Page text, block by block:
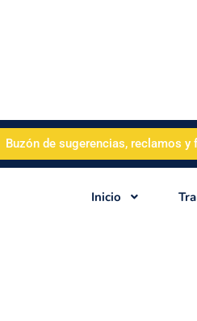
Buzón de sugerencias, reclamos
Inicio